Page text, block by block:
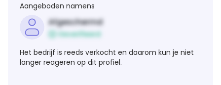
Aangeboden namens
Afgeschermd
Geverifieerd
Het bedrijf is reeds verkocht en daarom kun je niet
langer reageren op dit profiel.